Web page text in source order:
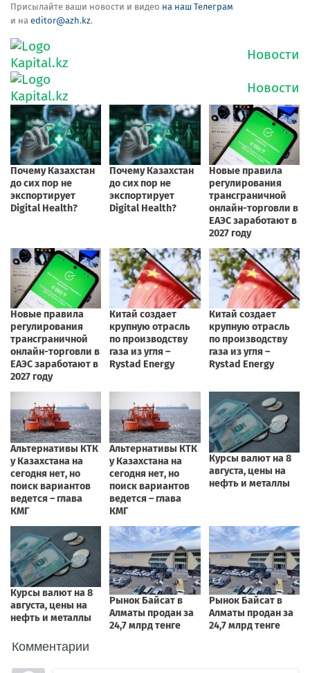
Присылайте ваши новости и видео на наш Телеграм
и на editor@azh.kz.
Комментарии